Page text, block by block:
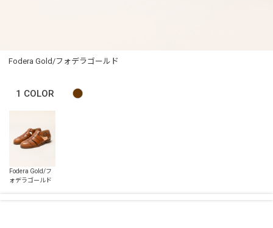
Fodera Gold/フォデラゴールド
1 COLOR